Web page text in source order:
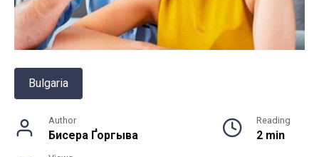
Bulgaria
Author
Бисера Ґоргыва
Reading
2 min